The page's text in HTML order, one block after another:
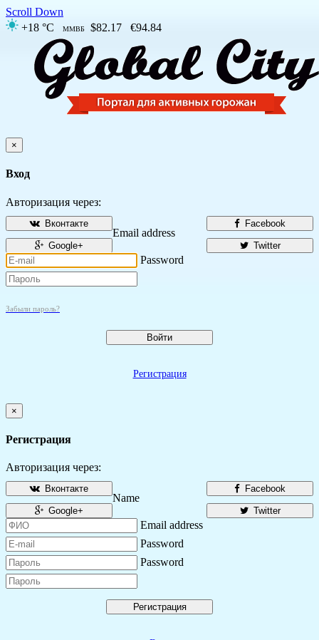
Scroll Down
+18 °C
ММВБ $82.17 €94.84
×
Вход
Авторизация через:
Facebook
Вконтакте
Twitter
Google+
Email address
Password
Забыли пароль?
Войти
Регистрация
×
Регистрация
Авторизация через:
Facebook
Вконтакте
Twitter
Google+
Name
Email address
Password
Password
Регистрация